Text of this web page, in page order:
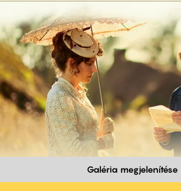
Galéria megjelenítése